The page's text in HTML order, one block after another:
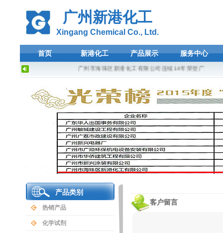
广州新港化工
Xingang Chemical Co., Ltd.
首页 新港化工 产品展示 服务中心
广州市海珠区新港化工有限公司连续14年荣登广东省
产品类别
热销产品
化学试剂
客户留言